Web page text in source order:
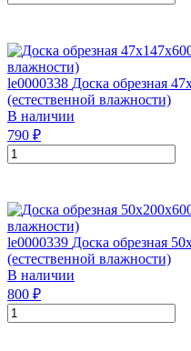
le0000338 Доска обрезная
(естественной влажности)
В наличии
790 ₽
le0000339 Доска обрезная
(естественной влажности)
В наличии
800 ₽